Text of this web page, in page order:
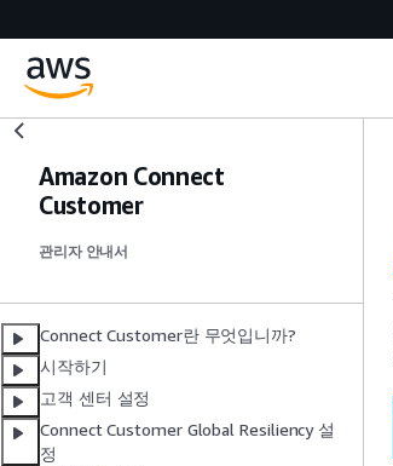
Amazon Connect
Customer
관리자 안내서
Connect Customer란 무엇입니까?
시작하기
고객 센터 설정
Connect Customer Global Resiliency 설
정